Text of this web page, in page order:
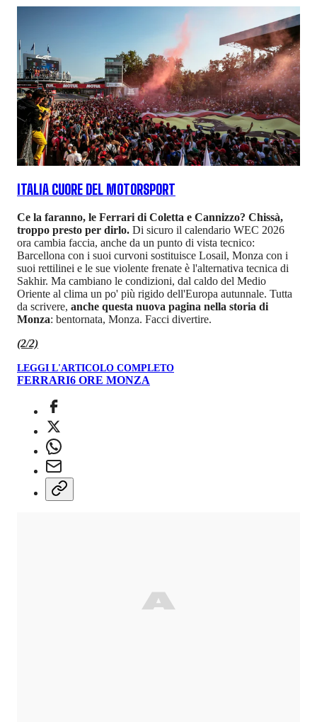
ITALIA CUORE DEL MOTORSPORT
Ce la faranno, le Ferrari di Coletta e Cannizzo? Chissà,
troppo presto per dirlo. Di sicuro il calendario WEC 2026
ora cambia faccia, anche da un punto di vista tecnico:
Barcellona con i suoi curvoni sostituisce Losail, Monza con i
suoi rettilinei e le sue violente frenate è l'alternativa tecnica di
Sakhir. Ma cambiano le condizioni, dal caldo del Medio
Oriente al clima un po' più rigido dell'Europa autunnale. Tutta
da scrivere, anche questa nuova pagina nella storia di
Monza: bentornata, Monza. Facci divertire.
(2/2)
LEGGI L'ARTICOLO COMPLETO
FERRARI6 ORE MONZA